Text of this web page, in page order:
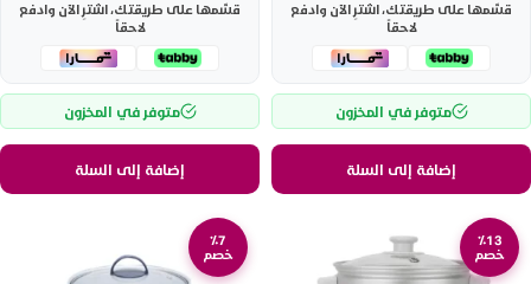
قسّمها على طريقتك، اشترِ الآن وادفع
لاحقاً
متوفر في المخزون
إضافة إلى السلة
قسّمها على طريقتك، اشترِ الآن وادفع
لاحقاً
متوفر في المخزون
إضافة إلى السلة
٪13
خصم
٪7
خصم